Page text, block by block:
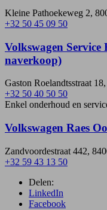
Kleine Pathoekeweg 2,
+32 50 45 09 50
Volkswagen Service
naverkoop)
Gaston Roelandtsstraat
+32 50 40 50 50
Enkel onderhoud en
Volkswagen Raes
Zandvoordestraat 442,
+32 59 43 13 50
Delen:
LinkedIn
Facebook